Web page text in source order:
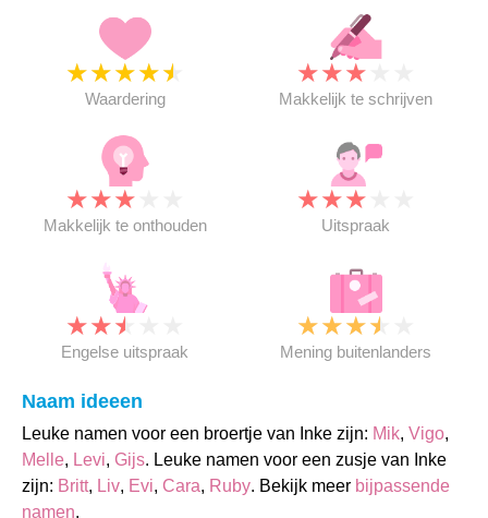
★★★★★
Waardering
★★★
Makkelijk te schrijven
★★★
Makkelijk te onthouden
★★★
Uitspraak
★★★
Engelse uitspraak
★★★★
Mening buitenlanders
Naam ideeen
Leuke namen voor een broertje van Inke zijn: Mik, Vigo,
Melle, Levi, Gijs. Leuke namen voor een zusje van Inke
zijn: Britt, Liv, Evi, Cara, Ruby. Bekijk meer bijpassende
namen.